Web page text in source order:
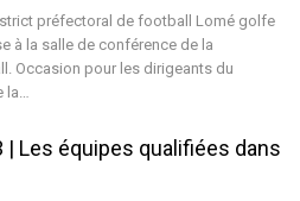
préfectoral de football Lomé golfe
à la salle de conférence de la
Occasion pour les dirigeants du
| Les équipes qualifiées dans